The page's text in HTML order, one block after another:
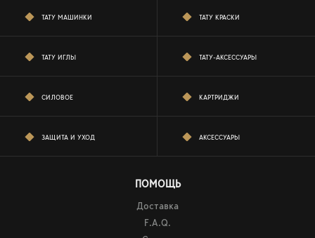
ТАТУ МАШИНКИ ТАТУ КРАСКИ
ТАТУ ИГЛЫ ТАТУ-АКСЕССУАРЫ
СИЛОВОЕ КАРТРИДЖИ
ЗАЩИТА И УХОД АКСЕССУАРЫ
ПОМОЩЬ
Доставка
F.A.Q.